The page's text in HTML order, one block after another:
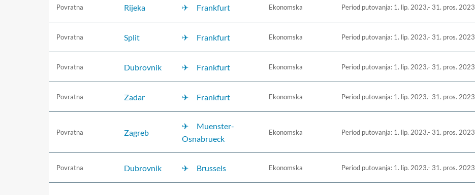
Povratna Rijeka Frankfurt Ekonomska Period putovanja: 1. lip. 2023.- 31. pros. 2023
Povratna Split Frankfurt Ekonomska Period putovanja: 1. lip. 2023.- 31. pros. 2023
Povratna Dubrovnik Frankfurt Ekonomska Period putovanja: 1. lip. 2023.- 31. pros. 2023
Povratna Zadar Frankfurt Ekonomska Period putovanja: 1. lip. 2023.- 31. pros. 2023
Povratna Zagreb
Muenster-
Osnabrueck
Ekonomska Period putovanja: 1. lip. 2023.- 31. pros. 2023
Povratna Dubrovnik Brussels Ekonomska Period putovanja: 1. lip. 2023.- 31. pros. 2023